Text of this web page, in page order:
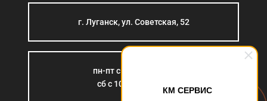
КМ СЕРВИС
г. Луганск, ул. Советская, 52
пн-пт с 9:00 до 18:00
сб с 10:00 до 15:00